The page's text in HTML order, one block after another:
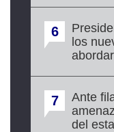
6
los
7
Ante
del